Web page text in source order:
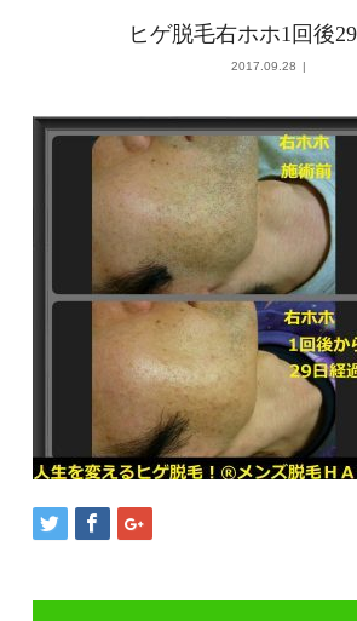
ヒゲ脱毛右ホホ1回後
2017.09.28